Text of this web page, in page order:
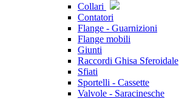
Collari
Contatori
Flange - Guarnizioni
Flange mobili
Giunti
Raccordi Ghisa Sferoidale
Sfiati
Sportelli - Cassette
Valvole - Saracinesche